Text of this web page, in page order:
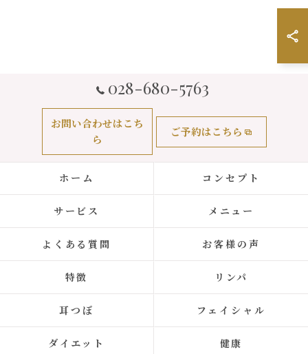
028-680-5763
お問い合わせはこち
ら
ご予約はこちら
ホーム コンセプト
サービス メニュー
よくある質問 お客様の声
特徴 リンパ
耳つぼ フェイシャル
ダイエット 健康